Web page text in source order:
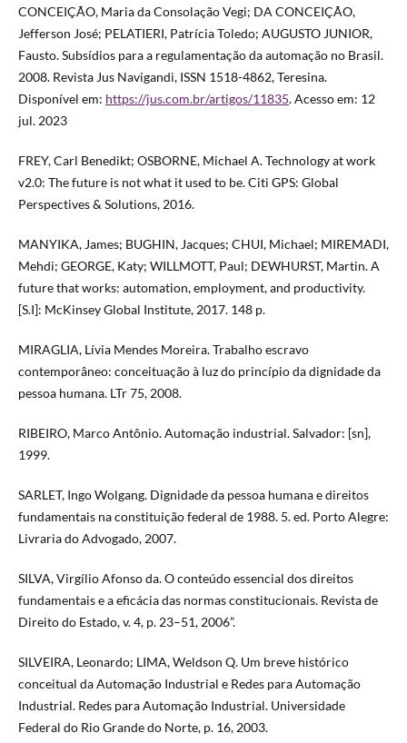
CONCEIÇÃO, Maria da Consolação Vegi; DA CONCEIÇÃO,
Jefferson José; PELATIERI, Patrícia Toledo; AUGUSTO JUNIOR,
Fausto. Subsídios para a regulamentação da automação no Brasil.
2008. Revista Jus Navigandi, ISSN 1518-4862, Teresina.
Disponível em: https://jus.com.br/artigos/11835. Acesso em: 12
jul. 2023
FREY, Carl Benedikt; OSBORNE, Michael A. Technology at work
v2.0: The future is not what it used to be. Citi GPS: Global
Perspectives & Solutions, 2016.
MANYIKA, James; BUGHIN, Jacques; CHUI, Michael; MIREMADI,
Mehdi; GEORGE, Katy; WILLMOTT, Paul; DEWHURST, Martin. A
future that works: automation, employment, and productivity.
[S.I]: McKinsey Global Institute, 2017. 148 p.
MIRAGLIA, Lívia Mendes Moreira. Trabalho escravo
contemporâneo: conceituação à luz do princípio da dignidade da
pessoa humana. LTr 75, 2008.
RIBEIRO, Marco Antônio. Automação industrial. Salvador: [sn],
1999.
SARLET, Ingo Wolgang. Dignidade da pessoa humana e direitos
fundamentais na constituição federal de 1988. 5. ed. Porto Alegre:
Livraria do Advogado, 2007.
SILVA, Virgílio Afonso da. O conteúdo essencial dos direitos
fundamentais e a eficácia das normas constitucionais. Revista de
Direito do Estado, v. 4, p. 23–51, 2006”.
SILVEIRA, Leonardo; LIMA, Weldson Q. Um breve histórico
conceitual da Automação Industrial e Redes para Automação
Industrial. Redes para Automação Industrial. Universidade
Federal do Rio Grande do Norte, p. 16, 2003.